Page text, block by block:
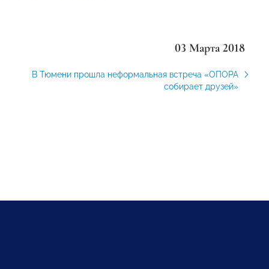
03 Марта 2018
В Тюмени прошла неформальная встреча «ОПОРА
собирает друзей»